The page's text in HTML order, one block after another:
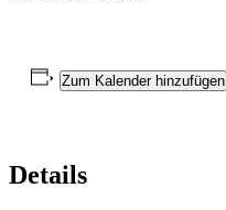
Zum Kalender hinzufügen
Details